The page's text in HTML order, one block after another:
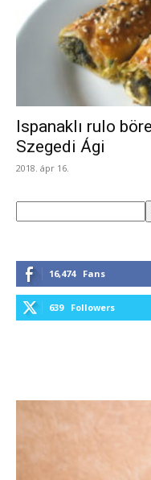
Ispanaklı rulo
Szegedi Ági
2018. ápr 16.
16,474 Fans
639 Followers